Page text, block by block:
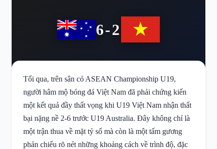
6-2
Tối qua, trên sân cỏ ASEAN Championship U19,
người hâm mộ bóng đá Việt Nam đã phải chứng kiến
một kết quả đầy thất vọng khi U19 Việt Nam nhận thất
bại nặng nề 2-6 trước U19 Australia. Đây không chỉ là
một trận thua về mặt tỷ số mà còn là một tấm gương
phản chiếu rõ nét những khoảng cách về trình độ, đặc